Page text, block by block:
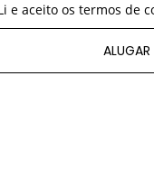
e aceito os termos de
ALUGAR